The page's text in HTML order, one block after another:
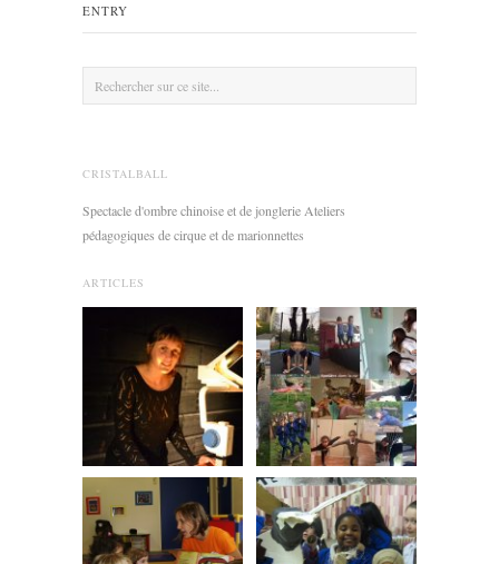
ENTRY
CRISTALBALL
Spectacle d'ombre chinoise et de jonglerie Ateliers
pédagogiques de cirque et de marionnettes
ARTICLES